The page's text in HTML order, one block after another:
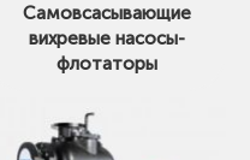
Самовсасывающие
вихревые насосы-
флотаторы